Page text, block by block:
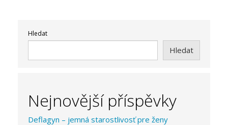
Hledat
Hledat
Nejnovější příspěvky
Deflagyn – jemná starostlivosť pre ženy